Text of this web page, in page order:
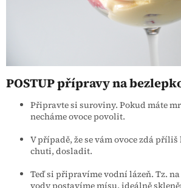
POSTUP přípravy na
Připravte si suroviny. Pokud máte
necháme ovoce povolit.
V případě, že se vám ovoce zdá
chuti, dosladit.
Teď si připravíme vodní lázeň. Tz. na